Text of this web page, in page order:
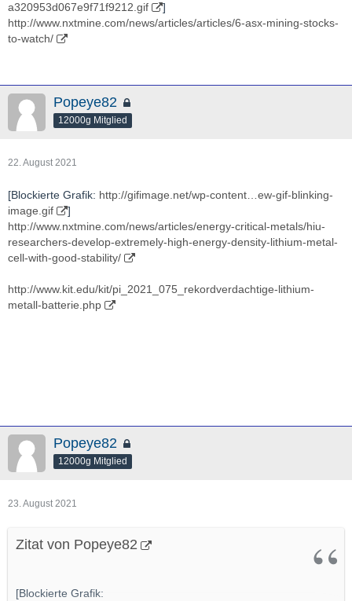
a320953d067e9f71f9212.gif
]
http://www.nxtmine.com/news/articles/articles/6-asx-mining-stocks-
to-watch/
Popeye82
12000g Mitglied
22. August 2021
[Blockierte Grafik: http://gifimage.net/wp-content…ew-gif-blinking-
image.gif
]
http://www.nxtmine.com/news/articles/energy-critical-metals/hiu-
researchers-develop-extremely-high-energy-density-lithium-metal-
cell-with-good-stability/
http://www.kit.edu/kit/pi_2021_075_rekordverdachtige-lithium-
metall-batterie.php
Popeye82
12000g Mitglied
23. August 2021
Zitat von Popeye82
[Blockierte Grafik: